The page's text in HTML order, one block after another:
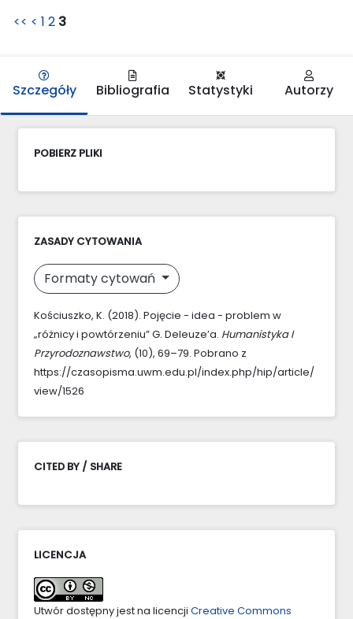
<< < 1 2 3
Szczegóły Bibliografia Statystyki Autorzy
POBIERZ PLIKI
ZASADY CYTOWANIA
Formaty cytowań
Kościuszko, K. (2018). Pojęcie - idea - problem w
„różnicy i powtórzeniu” G. Deleuze’a. Humanistyka I
Przyrodoznawstwo, (10), 69–79. Pobrano z
https://czasopisma.uwm.edu.pl/index.php/hip/article/
view/1526
CITED BY / SHARE
LICENCJA
Utwór dostępny jest na licencji Creative Commons